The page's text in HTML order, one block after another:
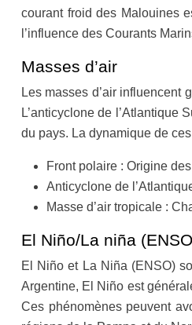
courant froid des Malouines
l’influence des Courants
Masses d’air
Les masses d’air influencent
L’anticyclone de l’Atlantique
du pays. La dynamique de
Front polaire : Origine
Anticyclone de
Masse d’air tropicale :
El Niño/La niña
El Niño et La Niña (ENSO)
Argentine, El Niño est
Ces phénomènes peuvent